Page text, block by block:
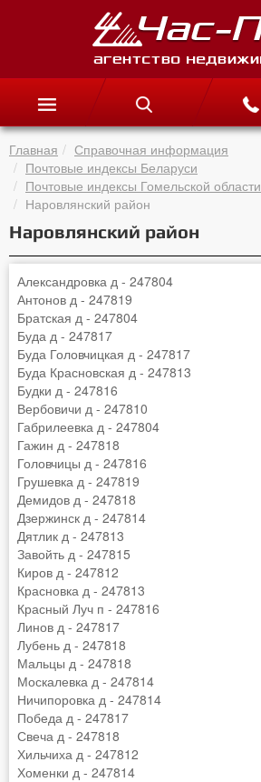
Главная
Справочная информация
Почтовые индексы Беларуси
Почтовые индексы Гомельской области
Наровлянский район
Наровлянский район
Александровка д - 247804
Антонов д - 247819
Братская д - 247804
Буда д - 247817
Буда Головчицкая д - 247817
Буда Красновская д - 247813
Будки д - 247816
Вербовичи д - 247810
Габрилеевка д - 247804
Гажин д - 247818
Головчицы д - 247816
Грушевка д - 247819
Демидов д - 247818
Дзержинск д - 247814
Дятлик д - 247813
Завойть д - 247815
Киров д - 247812
Красновка д - 247813
Красный Луч п - 247816
Линов д - 247817
Лубень д - 247818
Мальцы д - 247818
Москалевка д - 247814
Ничипоровка д - 247814
Победа д - 247817
Свеча д - 247818
Хильчиха д - 247812
Хоменки д - 247814